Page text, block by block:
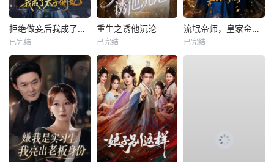
拒绝做妾后我成了太子侧妃
已完结
重生之诱他沉沦
已完结
流氓帝师，皇家金牌县令
已完结